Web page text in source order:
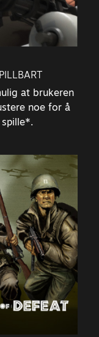
at brukeren
noe for å
spille*.